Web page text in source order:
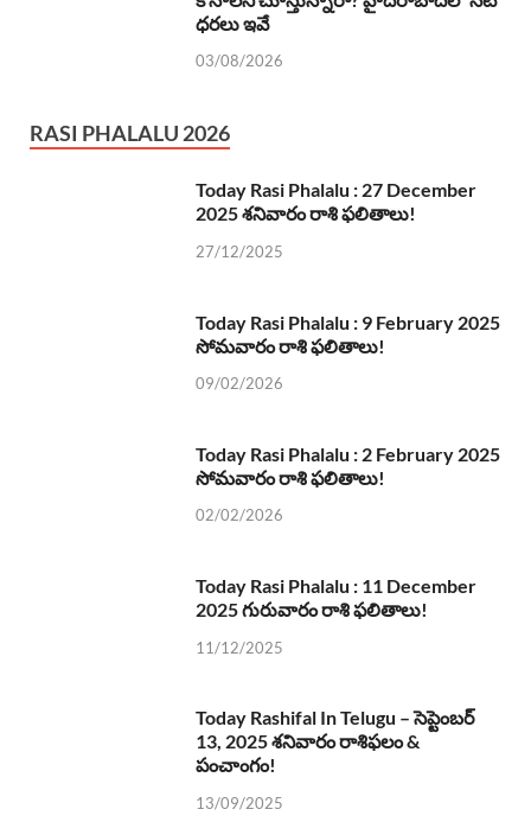
ధరలు ఇవే
03/08/2026
RASI PHALALU 2026
Today Rasi Phalalu : 27 December
2025 శనివారం రాశి ఫలితాలు!
27/12/2025
Today Rasi Phalalu : 9 February 2025
సోమవారం రాశి ఫలితాలు!
09/02/2026
Today Rasi Phalalu : 2 February 2025
సోమవారం రాశి ఫలితాలు!
02/02/2026
Today Rasi Phalalu : 11 December
2025 గురువారం రాశి ఫలితాలు!
11/12/2025
Today Rashifal In Telugu – సెప్టెంబర్
13, 2025 శనివారం రాశిఫలం &
పంచాంగం!
13/09/2025